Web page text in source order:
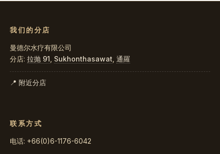
我们的分店
曼德尔水疗有限公司
分店: 拉抛 91 Sukhonthasawat 通羅
📍 附近分店
联系方式
电话: +66(0)6-1176-6042